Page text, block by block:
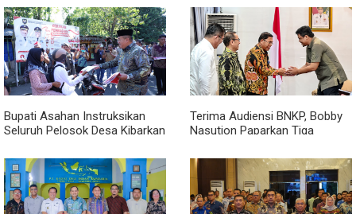
Royal Sumatera
Bupati Asahan Instruksikan
Seluruh Pelosok Desa Kibarkan
Terima Audiensi BNKP, Bobby
Nasution Paparkan Tiga
Kepulauan Nias